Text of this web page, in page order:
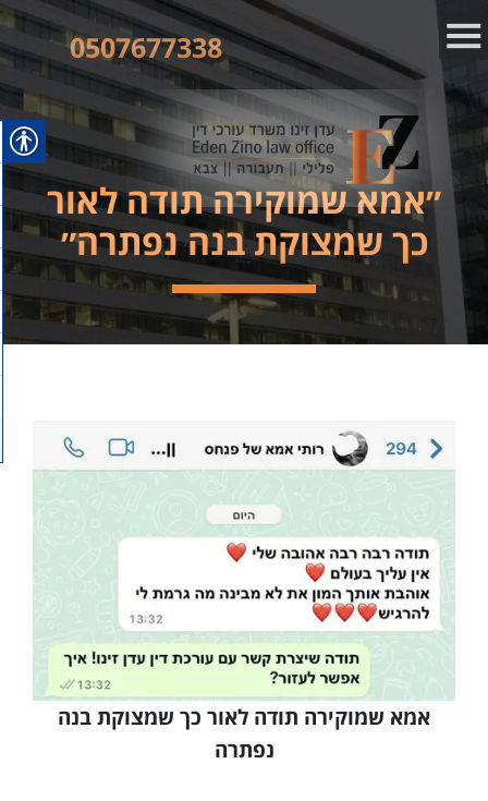
0507677338
״אמא שמוקירה תודה לאור
כך שמצוקת בנה נפתרה״
אמא שמוקירה תודה לאור כך שמצוקת בנה
נפתרה